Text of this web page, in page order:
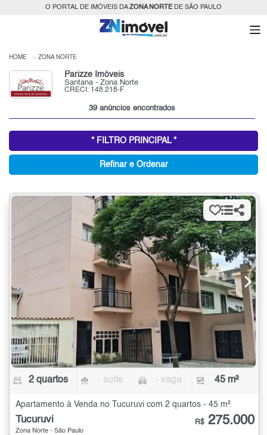
O PORTAL DE IMÓVEIS DAZONA NORTEDE SÃO PAULO
HOME ZONA NORTE
Parizze Imóveis
Santana - Zona Norte
CRECI: 148.218-F
39 anúncios encontrados
* FILTRO PRINCIPAL *
Refinar e Ordenar
2 quartos - suíte - vaga 45 m²
Apartamento à Venda no Tucuruvi com 2 quartos - 45 m²
Tucuruvi
Zona Norte - São Paulo
R$ 275.000